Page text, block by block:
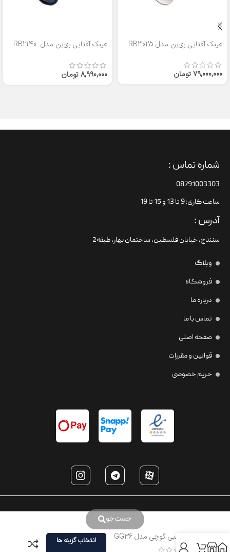
عینک آفتابی ری‌بن مدل RB3025
79,000,000تومان
عینک آفتابی ری‌بن مدل RB2140-
8,990,000تومان
جست‌جو
شماره تماس :
08791003303
ساعت کاری: 9 تا 13 و 15 تا 19
آدرس :
سنندج، خیابان فلسطین،‌ ساختمان بهار، طبقه2
وبلاگ
فروشگاه
درباره ما
تماس با ما
صفحه اصلی
قوانین و مقررات
حریم خصوصی
عینک طبی گوچی مدل GG36 انتخاب گزینه ها